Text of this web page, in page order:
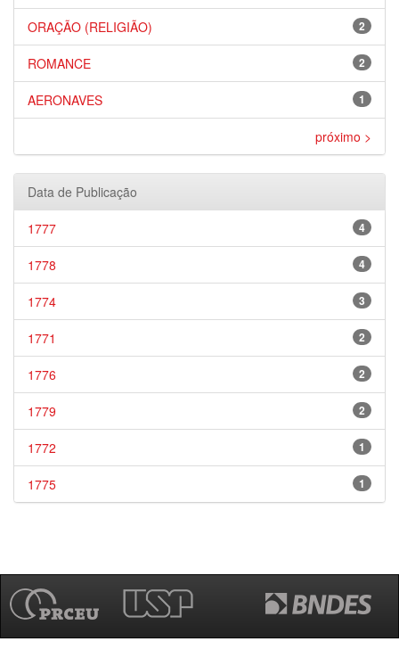
2
ORAÇÃO (RELIGIÃO)
2
ROMANCE
1
AERONAVES
próximo >
Data de Publicação
4
1777
4
1778
3
1774
2
1771
2
1776
2
1779
1
1772
1
1775